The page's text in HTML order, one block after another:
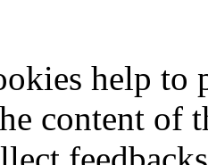
help to
content of